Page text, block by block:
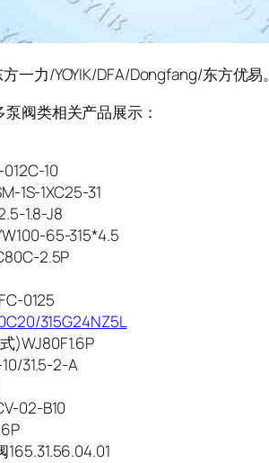
一力/YOYIK/DFA/Dongfang/东方优易。
泵阀类相关产品展示：
10
1S-1XC25-31
1.8-J8
65-315*4.5
2.5P
0125
315G24NZ5L
)WJ80F1.6P
31.5-2-A
02-B10